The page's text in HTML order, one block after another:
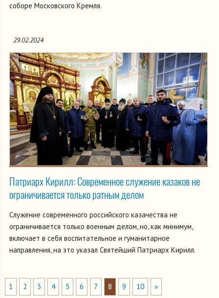
соборе Московского Кремля.
29.02.2024
Патриарх Кирилл: Современное служение казаков не
ограничивается только ратным делом
Служение современного российского казачества не
ограничивается только военным делом, но, как минимум,
включает в себя воспитательное и гуманитарное
направления, на это указал Святейший Патриарх Кирилл.
1 2 3 4 5 6 7 8 9 10 »